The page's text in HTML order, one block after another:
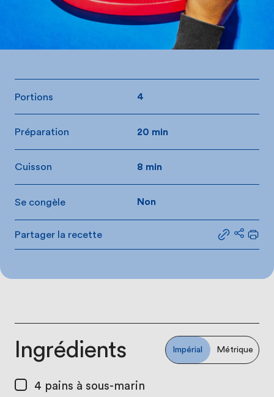
Portions 4
Préparation 20 min
Cuisson 8 min
Se congèle Non
Partager la recette
Partager
Ingrédients Impérial Métrique
4 pains à sous-marin